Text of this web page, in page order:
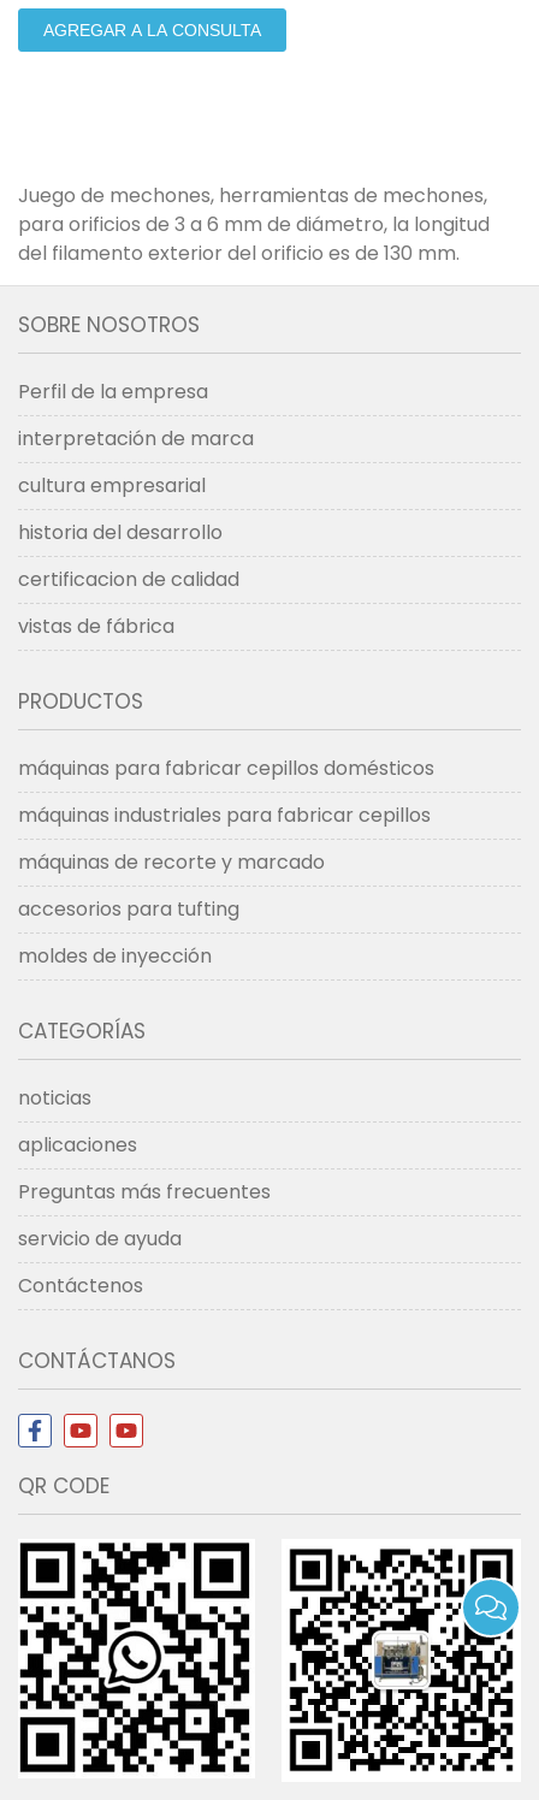
AGREGAR A LA CONSULTA
Juego de mechones, herramientas de mechones,
para orificios de 3 a 6 mm de diámetro, la longitud
del filamento exterior del orificio es de 130 mm.
SOBRE NOSOTROS
Perfil de la empresa
interpretación de marca
cultura empresarial
historia del desarrollo
certificacion de calidad
vistas de fábrica
PRODUCTOS
máquinas para fabricar cepillos domésticos
máquinas industriales para fabricar cepillos
máquinas de recorte y marcado
accesorios para tufting
moldes de inyección
CATEGORÍAS
noticias
aplicaciones
Preguntas más frecuentes
servicio de ayuda
Contáctenos
CONTÁCTANOS
QR CODE